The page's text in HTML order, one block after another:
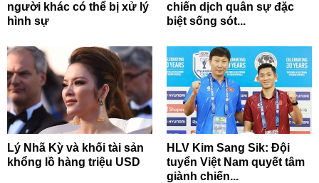
người khác có thể bị xử lý
hình sự
chiến dịch quân sự đặc
biệt sống sót...
Lý Nhã Kỳ và khối tài sản
khổng lồ hàng triệu USD
HLV Kim Sang Sik: Đội
tuyển Việt Nam quyết tâm
giành chiến...